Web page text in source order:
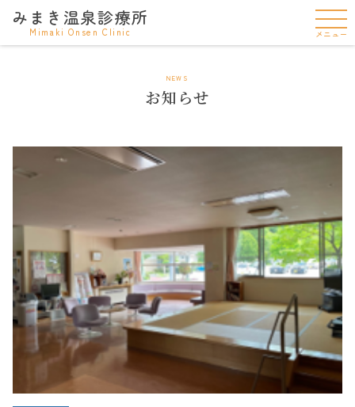
みまき温泉診療所
Mimaki Onsen Clinic メニュー
NEWS
お知らせ